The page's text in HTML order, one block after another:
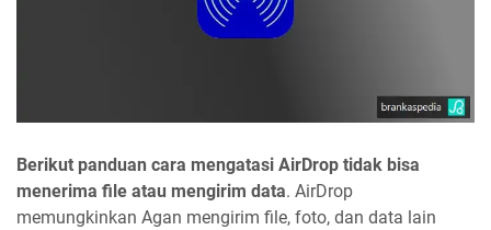
Berikut panduan cara mengatasi AirDrop tidak bisa
menerima file atau mengirim data. AirDrop
memungkinkan Agan mengirim file, foto, dan data lain